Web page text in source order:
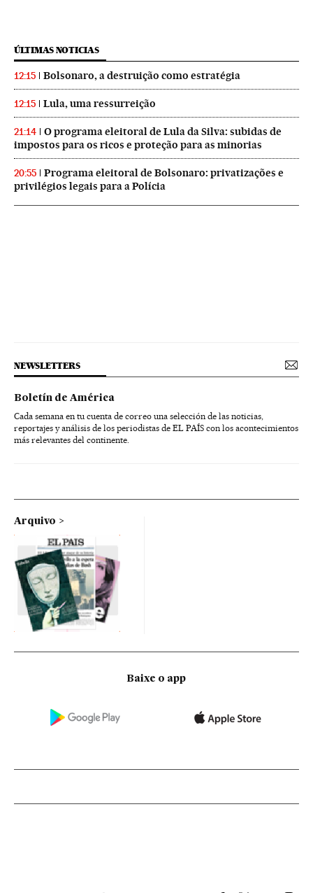
ÚLTIMAS NOTICIAS
12:15 Bolsonaro, a destruição como estratégia
12:15 Lula, uma ressurreição
21:14
O programa eleitoral de Lula da Silva: subidas de
impostos para os ricos e proteção para as minorias
20:55
Programa eleitoral de Bolsonaro: privatizações e
privilégios legais para a Polícia
NEWSLETTERS
Boletín de América
Cada semana en tu cuenta de correo una selección de las noticias,
reportajes y análisis de los periodistas de EL PAÍS con los acontecimientos
más relevantes del continente.
Arquivo
Baixe o app